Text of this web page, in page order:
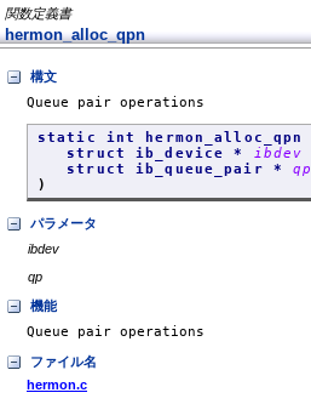
関数定義書
hermon_alloc_qpn
構文
Queue pair operations
static int hermon_alloc_qpn
struct ib_device * ibdev
struct ib_queue_pair * qp
)
パラメータ
ibdev
qp
機能
Queue pair operations
ファイル名
hermon.c